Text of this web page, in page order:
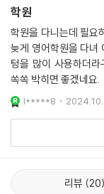
학원
학원을 다니는데 필요
늦게 영어학원을 다녀
텅을 많이 사용하더
쏙쏙 박히면 좋겠네요.
l*****8
리뷰 20